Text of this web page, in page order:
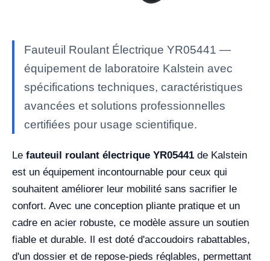
Fauteuil Roulant Électrique YR05441 —
équipement de laboratoire Kalstein avec
spécifications techniques, caractéristiques
avancées et solutions professionnelles
certifiées pour usage scientifique.
Le fauteuil roulant électrique YR05441 de Kalstein
est un équipement incontournable pour ceux qui
souhaitent améliorer leur mobilité sans sacrifier le
confort. Avec une conception pliante pratique et un
cadre en acier robuste, ce modèle assure un soutien
fiable et durable. Il est doté d'accoudoirs rabattables,
d'un dossier et de repose-pieds réglables, permettant